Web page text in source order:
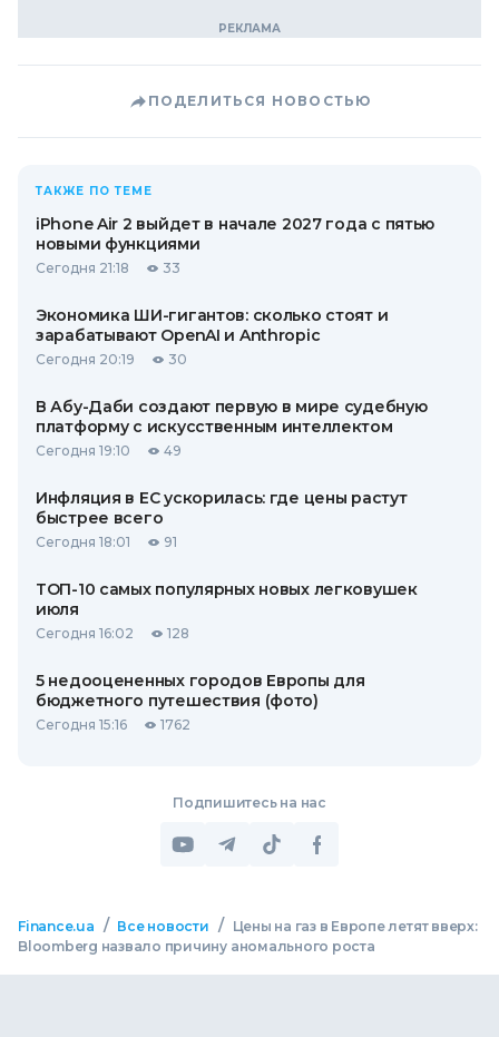
ПОДЕЛИТЬСЯ НОВОСТЬЮ
ТАКЖЕ ПО ТЕМЕ
iPhone Air 2 выйдет в начале 2027 года с пятью
новыми функциями
Сегодня 21:18 33
Экономика ШИ-гигантов: сколько стоят и
зарабатывают OpenAI и Anthropic
Сегодня 20:19 30
В Абу-Даби создают первую в мире судебную
платформу с искусственным интеллектом
Сегодня 19:10 49
Инфляция в ЕС ускорилась: где цены растут
быстрее всего
Сегодня 18:01 91
ТОП-10 самых популярных новых легковушек
июля
Сегодня 16:02 128
5 недооцененных городов Европы для
бюджетного путешествия (фото)
Сегодня 15:16 1762
Подпишитесь на нас
Finance.ua / Все новости /
Цены на газ в Европе летят вверх:
Bloomberg назвало причину аномального роста